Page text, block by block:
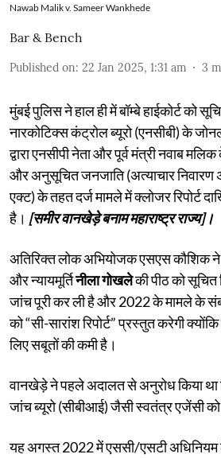
Nawab Malik v. Sameer Wankhede
Bar & Bench
Published on: 22 Jan 2025, 1:31 am 3
मुंबई पुलिस ने हाल ही में बॉम्बे हाईकोर्ट को
नारकोटिक्स कंट्रोल ब्यूरो (एनसीबी) के
द्वारा एनसीपी नेता और पूर्व मंत्री नवाब
और अनुसूचित जनजाति (अत्याचार निवारण
एक्ट) के तहत दर्ज मामले में क्लोजर रिपोर्ट
है। [समीर वानखेड़े बनाम महाराष्ट्र राज्य]।
अतिरिक्त लोक अभियोजक एसएस कौशिक ने
और न्यायमूर्तिनीला गोखलेकी पीठ को
जांच पूरी कर ली है और 2022 के मामले के
को “सी-सारांश रिपोर्ट” प्रस्तुत करेगी
लिए सबूतों की कमी है।
वानखेड़े ने पहले अदालत से अनुरोध किया था
जांच ब्यूरो (सीबीआई) जैसी स्वतंत्र एजेंसी को
यह अगस्त 2022 में एससी/एसटी